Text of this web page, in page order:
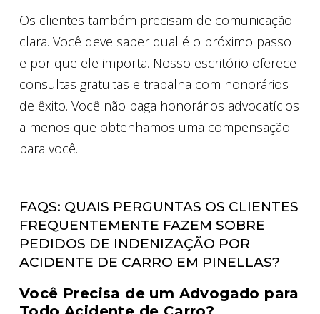
Os clientes também precisam de comunicação
clara. Você deve saber qual é o próximo passo
e por que ele importa. Nosso escritório oferece
consultas gratuitas e trabalha com honorários
de êxito. Você não paga honorários advocatícios
a menos que obtenhamos uma compensação
para você.
FAQS: QUAIS PERGUNTAS OS CLIENTES
FREQUENTEMENTE FAZEM SOBRE
PEDIDOS DE INDENIZAÇÃO POR
ACIDENTE DE CARRO EM PINELLAS?
Você Precisa de um Advogado para